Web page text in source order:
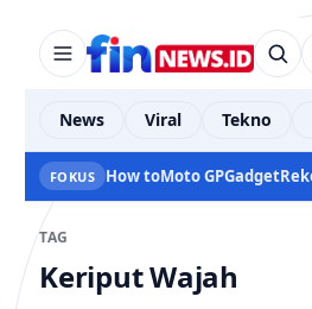
News Viral Tekno
FOKUS How toMoto GPGadget
TAG
Keriput Wajah